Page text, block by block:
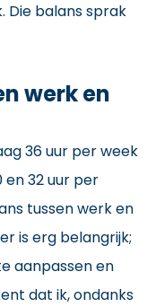
Die balans sprak
werk en
36 uur per week
en 32 uur per
tussen werk en
is erg belangrijk;
aanpassen en
dat ik, ondanks